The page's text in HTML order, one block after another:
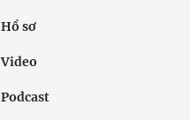
Hồ sơ
Video
Podcast